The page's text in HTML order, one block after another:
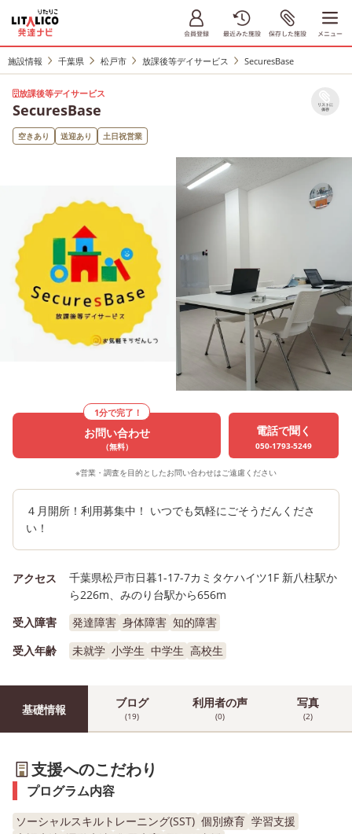
施設情報 千葉県 松戸市 放課後等デイサービス SecuresBase
放課後等デイサービス
SecuresBase リストに
保存
空きあり 送迎あり 土日祝営業
1分で完了！
お問い合わせ
（無料）
電話で聞く
050-1793-5249
※営業・調査を目的としたお問い合わせはご遠慮ください
４月開所！利用募集中！ いつでも気軽にごそうだんくださ
い！
アクセス
千葉県松戸市日暮1-17-7カミタケハイツ1F 新八柱駅か
ら226m、みのり台駅から656m
受入障害
発達障害 身体障害 知的障害
受入年齢
未就学 小学生 中学生 高校生
基礎情報 ブログ
(19)
利用者の声
(0)
写真
(2)
支援へのこだわり
プログラム内容
ソーシャルスキルトレーニング(SST) 個別療育 学習支援